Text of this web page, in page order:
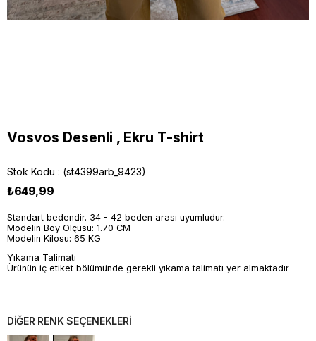
Vosvos Desenli , Ekru T-shirt
Stok Kodu (st4399arb_9423)
₺649,99
Standart bedendir. 34 - 42 beden arası uyumludur.
Modelin Boy Ölçüsü: 1.70 CM
Modelin Kilosu: 65 KG
Yıkama Talimatı
Ürünün iç etiket bölümünde gerekli yıkama talimatı yer almaktadır
DİĞER RENK SEÇENEKLERİ